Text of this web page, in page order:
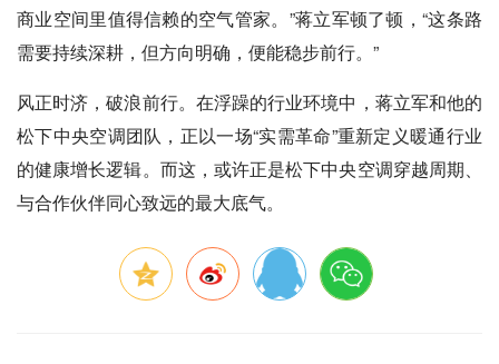
商业空间里值得信赖的空气管家。”蒋立军顿了顿，“这条路
需要持续深耕，但方向明确，便能稳步前行。”
风正时济，破浪前行。在浮躁的行业环境中，蒋立军和他的
松下中央空调团队，正以一场“实需革命”重新定义暖通行业
的健康增长逻辑。而这，或许正是松下中央空调穿越周期、
与合作伙伴同心致远的最大底气。